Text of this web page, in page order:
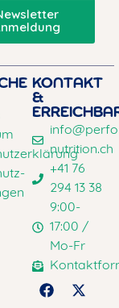
KONTAKT
&
nutrition.ch
+41 76
294 13 38
9:00-
17:00 /
Mo-Fr